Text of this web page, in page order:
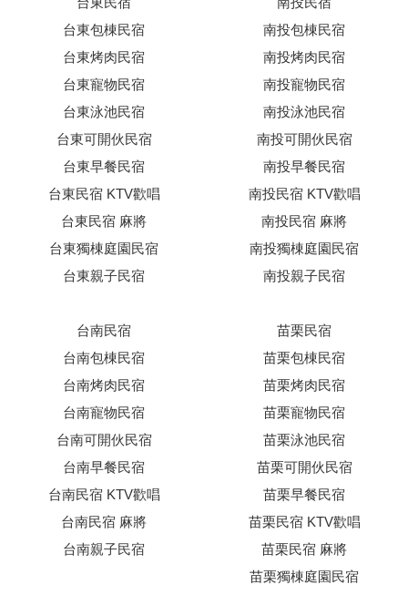
台東包棟民宿
台東烤肉民宿
台東寵物民宿
台東泳池民宿
台東可開伙民宿
台東早餐民宿
台東民宿 KTV歡唱
台東民宿 麻將
台東獨棟庭園民宿
台東親子民宿
南投包棟民宿
南投烤肉民宿
南投寵物民宿
南投泳池民宿
南投可開伙民宿
南投早餐民宿
南投民宿 KTV歡唱
南投民宿 麻將
南投獨棟庭園民宿
南投親子民宿
台南民宿
台南包棟民宿
台南烤肉民宿
台南寵物民宿
台南可開伙民宿
台南早餐民宿
台南民宿 KTV歡唱
台南民宿 麻將
台南親子民宿
苗栗民宿
苗栗包棟民宿
苗栗烤肉民宿
苗栗寵物民宿
苗栗泳池民宿
苗栗可開伙民宿
苗栗早餐民宿
苗栗民宿 KTV歡唱
苗栗民宿 麻將
苗栗獨棟庭園民宿